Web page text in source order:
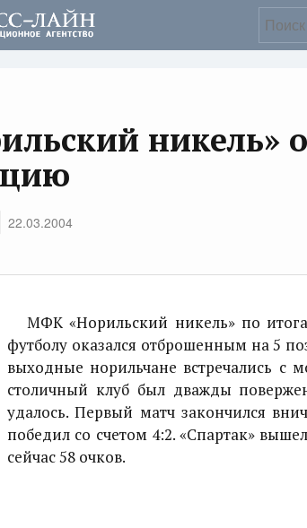
никель»
22.03.2004
МФК «Норильский никель» по
футболу оказался отброшенным на 5
выходные норильчане встречались с
столичный клуб был дважды
удалось. Первый матч закончился
победил со счетом 4:2. «Спартак»
сейчас 58 очков.